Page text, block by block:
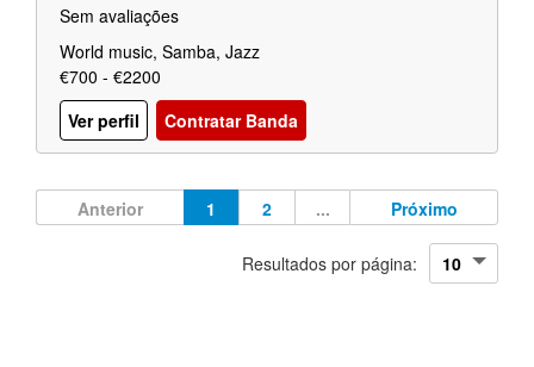
a Passos
Sem avaliações
World music, Samba, Jazz
€700 - €2200
Ver perfil
Contratar Banda
Anterior 1 2 ... Próximo
Resultados por página: